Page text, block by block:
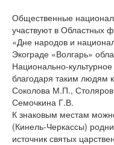
Общественные
участвуют в Областных
«Дне народов и
Экограде «Волгарь»
Национально-
благодаря таким людям
Соколова М.П.,
Семочкина Г.В.
К знаковым местам
(Кинель-Черкассы)
источник святых